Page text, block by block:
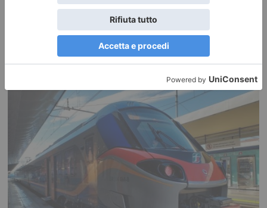
La garante dei detenuti: più diritti e garanzie di
È quanto mai necessario promuovere un sistema penitenziario capace di
coniugare sicurezza, legalità e rispetto della